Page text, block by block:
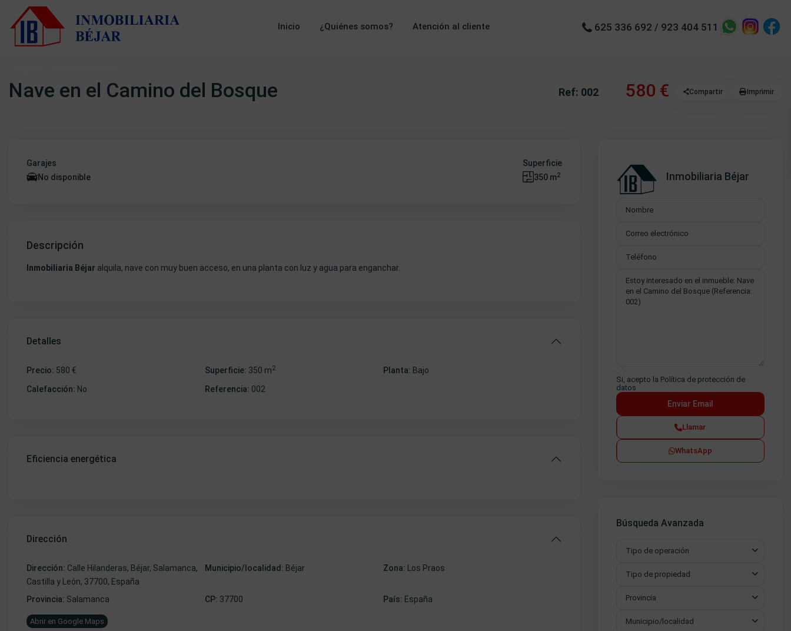
Inicio ¿Quiénes somos? Atención al cliente 625 336 692 / 923 404 511
Nave en el Camino del Bosque Ref: 002 580 € Compartir Imprimir
Garajes
No disponible
Superficie
350 m2
Descripción
Inmobiliaria Béjar alquila, nave con muy buen acceso, en una planta con luz y agua para enganchar.
Detalles
Precio: 580 € Superficie: 350 m2 Planta: Bajo
Calefacción: No Referencia: 002
Eficiencia energética
Dirección
Dirección: Calle Hilanderas, Béjar, Salamanca,
Castilla y León, 37700, España
Municipio/localidad: Béjar Zona: Los Praos
Provincia: Salamanca CP: 37700 País: España
Abrir en Google Maps
Inmobiliaria Béjar
Si, acepto la Política de protección de
datos
Llamar
WhatsApp
Búsqueda Avanzada
Tipo de operación
Tipo de propiedad
Provincia
Municipio/localidad